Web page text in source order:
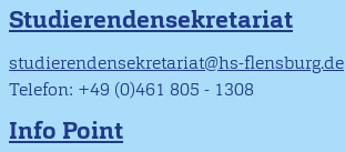
Studierendensekretariat
studierendensekretariat@hs-flensburg.de
Telefon: +49 (0)461 805 - 1308
Info Point